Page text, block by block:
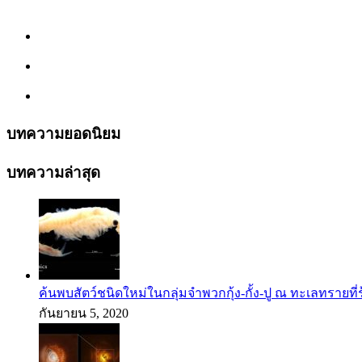
บทความยอดนิยม
บทความล่าสุด
ค้นพบสัตว์ชนิดใหม่ในกลุ่มจำพวกกุ้ง-กั้ง-ปู ณ ทะเลทราย
กันยายน 5, 2020